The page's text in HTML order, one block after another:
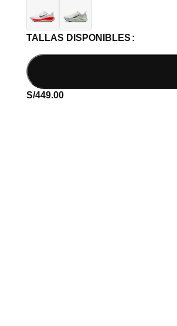
TALLAS DISPONIBLES
S/449.00